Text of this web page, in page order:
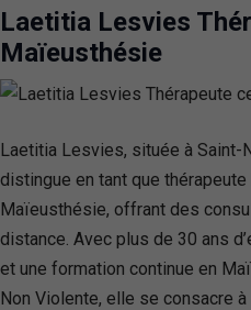
Laetitia Lesvies
Maïeusthésie
Laetitia Lesvies, située à Saint-
distingue en tant que
Maïeusthésie, offrant des
distance. Avec plus de 30 ans
et une formation continue en
Non Violente, elle se consacre